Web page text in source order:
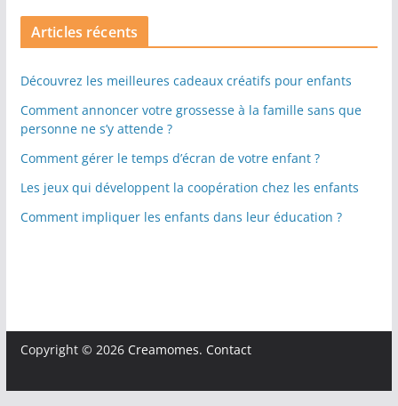
Articles récents
Découvrez les meilleures cadeaux créatifs pour enfants
Comment annoncer votre grossesse à la famille sans que
personne ne s’y attende ?
Comment gérer le temps d’écran de votre enfant ?
Les jeux qui développent la coopération chez les enfants
Comment impliquer les enfants dans leur éducation ?
Copyright © 2026 Creamomes. Contact